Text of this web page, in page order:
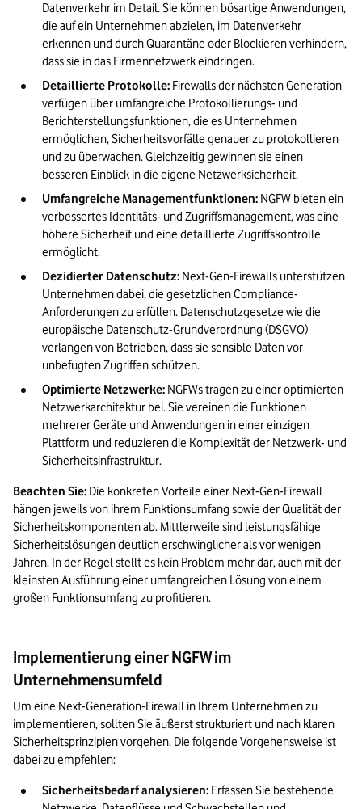
Datenverkehr im Detail. Sie können bösartige Anwendungen,
die auf ein Unternehmen abzielen, im Datenverkehr
erkennen und durch Quarantäne oder Blockieren verhindern,
dass sie in das Firmennetzwerk eindringen.
Detaillierte Protokolle: Firewalls der nächsten Generation
verfügen über umfangreiche Protokollierungs- und
Berichterstellungsfunktionen, die es Unternehmen
ermöglichen, Sicherheitsvorfälle genauer zu protokollieren
und zu überwachen. Gleichzeitig gewinnen sie einen
besseren Einblick in die eigene Netzwerksicherheit.
Umfangreiche Managementfunktionen: NGFW bieten ein
verbessertes Identitäts- und Zugriffsmanagement, was eine
höhere Sicherheit und eine detaillierte Zugriffskontrolle
ermöglicht.
Dezidierter Datenschutz: Next-Gen-Firewalls unterstützen
Unternehmen dabei, die gesetzlichen Compliance-
Anforderungen zu erfüllen. Datenschutzgesetze wie die
europäische Datenschutz-Grundverordnung (DSGVO)
verlangen von Betrieben, dass sie sensible Daten vor
unbefugten Zugriffen schützen.
Optimierte Netzwerke: NGFWs tragen zu einer optimierten
Netzwerkarchitektur bei. Sie vereinen die Funktionen
mehrerer Geräte und Anwendungen in einer einzigen
Plattform und reduzieren die Komplexität der Netzwerk- und
Sicherheitsinfrastruktur.
Beachten Sie: Die konkreten Vorteile einer Next-Gen-Firewall
hängen jeweils von ihrem Funktionsumfang sowie der Qualität der
Sicherheitskomponenten ab. Mittlerweile sind leistungsfähige
Sicherheitslösungen deutlich erschwinglicher als vor wenigen
Jahren. In der Regel stellt es kein Problem mehr dar, auch mit der
kleinsten Ausführung einer umfangreichen Lösung von einem
großen Funktionsumfang zu profitieren.
Implementierung einer NGFW im
Unternehmensumfeld
Um eine Next-Generation-Firewall in Ihrem Unternehmen zu
implementieren, sollten Sie äußerst strukturiert und nach klaren
Sicherheitsprinzipien vorgehen. Die folgende Vorgehensweise ist
dabei zu empfehlen:
Sicherheitsbedarf analysieren: Erfassen Sie bestehende